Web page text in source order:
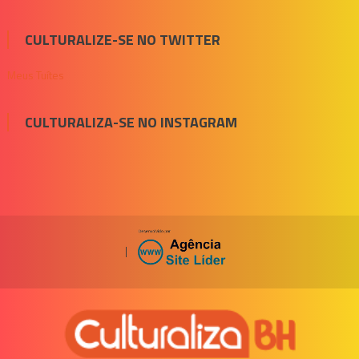
CULTURALIZE-SE NO TWITTER
Meus Tuítes
CULTURALIZA-SE NO INSTAGRAM
|